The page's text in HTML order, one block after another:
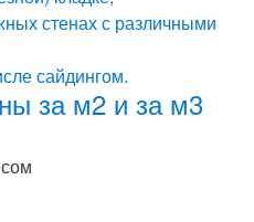
стенах с различными
сайдингом.
за м2 и за м3
сом